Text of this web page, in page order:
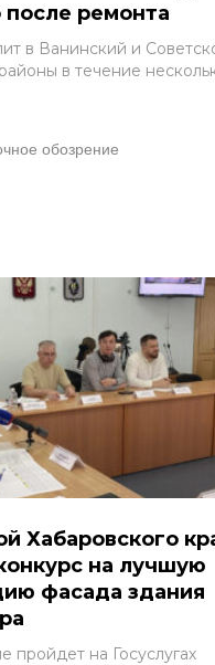
после ремонта
в Ванинский и
в течение
обозрение
Хабаровского
на лучшую
фасада здания
пройдет на Госуслугах